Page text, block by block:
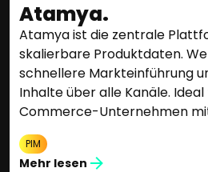
Atamya.
Atamya ist die zentrale
skalierbare Produktdaten.
schnellere Markteinführung
Inhalte über alle Kanäle.
Commerce-Unternehmen
PIM
Mehr lesen